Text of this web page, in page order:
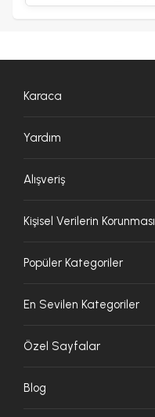
Karaca
Yardım
Alışveriş
Kişisel Verilerin Korunması
Popüler Kategoriler
En Sevilen Kategoriler
Özel Sayfalar
Blog